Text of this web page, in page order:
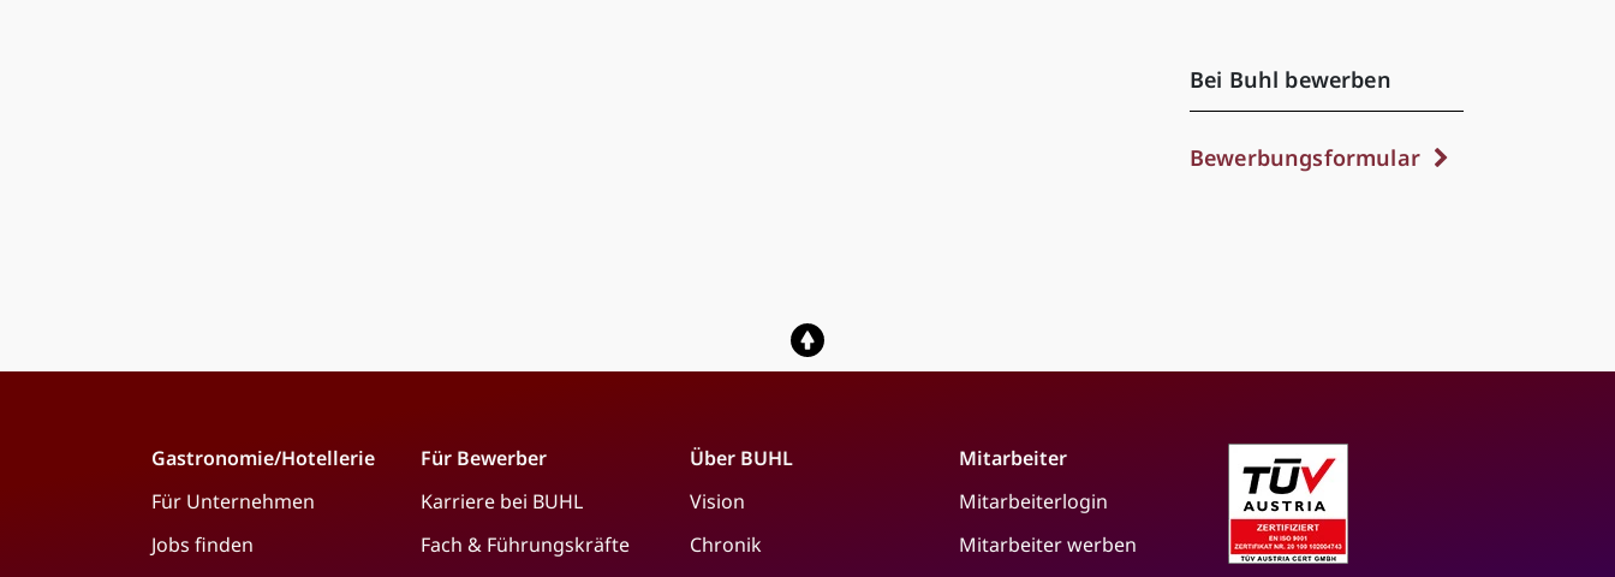
Bei Buhl bewerben
Bewerbungsformular
Gastronomie/Hotellerie
Für Unternehmen
Jobs finden
Für Bewerber
Karriere bei BUHL
Fach & Führungskräfte
Über BUHL
Vision
Chronik
Mitarbeiter
Mitarbeiterlogin
Mitarbeiter werben